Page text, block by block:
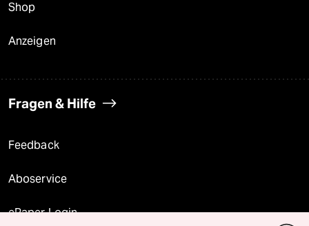
Shop
Anzeigen
Fragen & Hilfe
Feedback
Aboservice
ePaper Login